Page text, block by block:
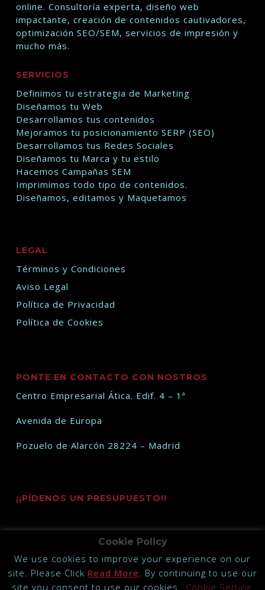
online. Consultoría experta, diseño web
impactante, creación de contenidos cautivadores,
optimización SEO/SEM, servicios de impresión y
mucho más.
SERVICIOS
Definimos tu estrategia de Marketing
Diseñamos tu Web
Desarrollamos tus contenidos
Mejoramos tu posicionamiento SERP (SEO)
Desarrollamos tus Redes Sociales
Diseñamos tu Marca y tu estilo
Hacemos Campañas SEM
Imprimimos todo tipo de contenidos.
Diseñamos, editamos y Maquetamos
LEGAL
Términos y Condiciones
Aviso Legal
Política de Privacidad
Política de Cookies
PONTE EN CONTACTO CON NOSTROS
Centro Empresarial Ática. Edif. 4 – 1ª
Avenida de Europa
Pozuelo de Alarcón 28224 – Madrid
¡¡PÍDENOS UN PRESUPUESTO!!
@2019 Todos los derechos reservados Kronstadt Link S.L.
Cookie Policy
We use cookies to improve your experience on our
site. Please Click Read More. By continuing to use our
site you consent to use our cookies.
Cookie Setting